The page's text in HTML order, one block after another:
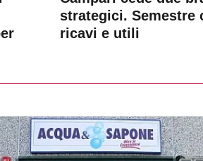
strategici. Semestre
ricavi e utili